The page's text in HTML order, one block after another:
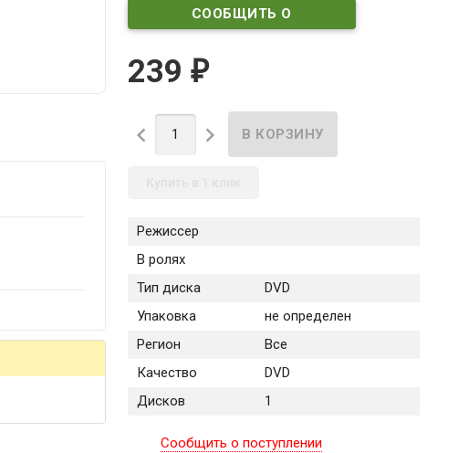
СООБЩИТЬ О
239 ₽
 
Режиссер
В ролях
Тип диска
DVD
Упаковка
не определен
Регион
Все
Качество
DVD
Дисков
1
Сообщить о поступлении